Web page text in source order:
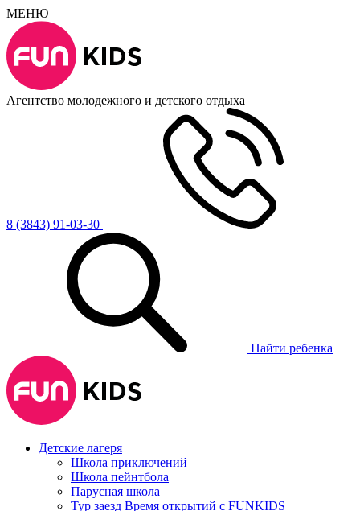
МЕНЮ
Агентство молодежного и детского отдыха
8 (3843) 91-03-30
Найти ребенка
Детские лагеря
Школа приключений
Школа пейнтбола
Парусная школа
Тур заезд Время открытий с FUNKIDS